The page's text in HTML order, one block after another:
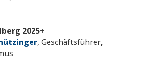
2025+
, Geschäftsführer,